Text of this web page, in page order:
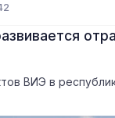
ВИЭ в